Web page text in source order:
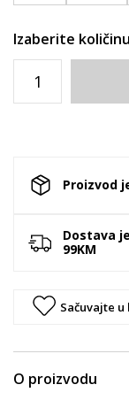
Izaberite
Proizvod
Dostava
99KM
Sačuvajte
O proizvodu